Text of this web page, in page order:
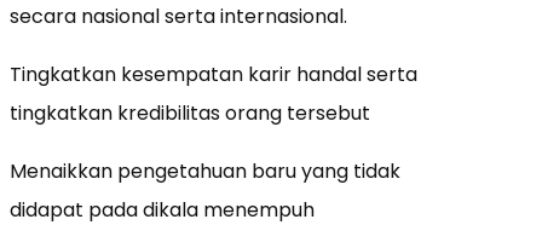
secara nasional serta internasional.
Tingkatkan kesempatan karir handal serta
tingkatkan kredibilitas orang tersebut
Menaikkan pengetahuan baru yang tidak
didapat pada dikala menempuh